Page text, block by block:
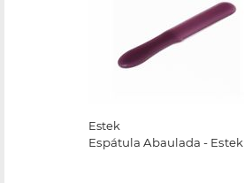
Estek
Espátula Abaulada - Estek